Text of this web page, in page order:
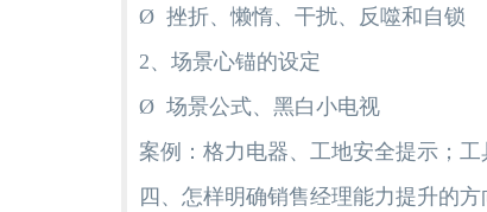
Ø 挫折、懒惰、干扰、反噬和自锁
2、场景心锚的设定
Ø 场景公式、黑白小电视
案例：格力电器、工地安全提示；
四、怎样明确销售经理能力提升的方